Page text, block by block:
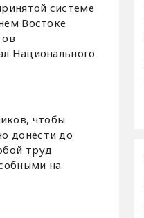
системе
Востоке
Национального
чтобы
донести до
труд
на